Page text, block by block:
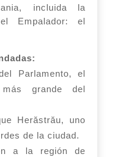
incluida la
Empalador: el
Parlamento, el
grande del
Herăstrău, uno
de la ciudad.
a la región de